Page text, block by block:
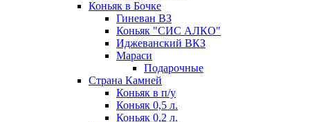
Коньяк в Бочке
Гиневан ВЗ
Коньяк "СИС АЛКО"
Иджеванский ВКЗ
Мараси
Подарочные
Страна Камней
Коньяк в п/у
Коньяк 0,5 л.
Коньяк 0,2 л.